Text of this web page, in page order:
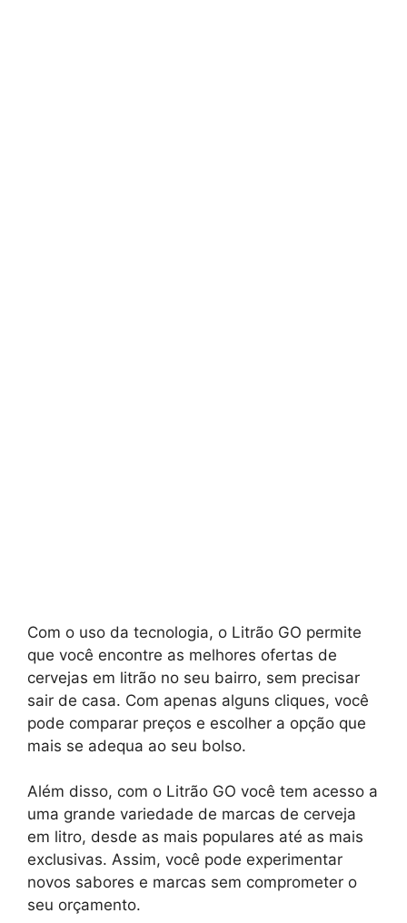
Com o uso da tecnologia, o Litrão GO permite
que você encontre as melhores ofertas de
cervejas em litrão no seu bairro, sem precisar
sair de casa. Com apenas alguns cliques, você
pode comparar preços e escolher a opção que
mais se adequa ao seu bolso.
Além disso, com o Litrão GO você tem acesso a
uma grande variedade de marcas de cerveja
em litro, desde as mais populares até as mais
exclusivas. Assim, você pode experimentar
novos sabores e marcas sem comprometer o
seu orçamento.